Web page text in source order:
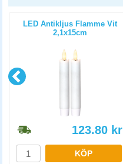
LED Antikljus Flamme Vit
2,1x15cm
123.80 kr
KÖP